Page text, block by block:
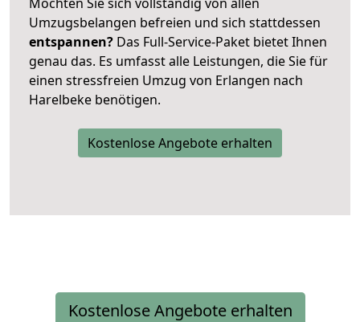
Umzugsbelangen befreien und sich stattdessen
entspannen? Das Full-Service-Paket bietet Ihnen
genau das. Es umfasst alle Leistungen, die Sie für
einen stressfreien Umzug von Erlangen nach
Harelbeke benötigen.
Kostenlose Angebote erhalten
Kostenlose Angebote erhalten